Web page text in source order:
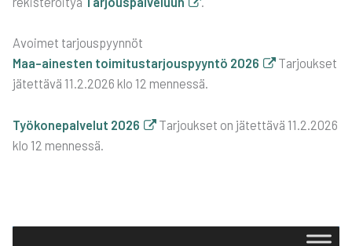
Avoi­met tar­jous­pyyn­nöt
Maa-aines­ten toi­mi­tus­tar­jous­pyyn­tö 2026
Tar­jouk­set
jätet­tä­vä 11.2.2026 klo 12 men­nes­sä.
Työ­ko­ne­pal­ve­lut 2026
Tar­jouk­set on jätet­tä­vä 11.2.2026
klo 12 men­nes­sä.